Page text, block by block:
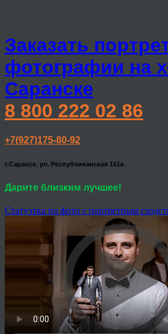
Заказать
фотографии на
Саранске
8 800 222 02 86
+7(927)175-80-92
г.Саранск, ул. Республиканская 151а
Дарите близким лучшее!
Статуэтка по фото с портретным